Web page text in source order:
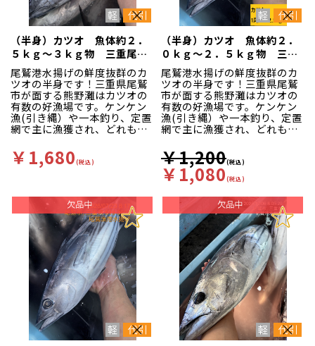
（半身）カツオ 魚体約２．
５ｋｇ～３ｋｇ物 三重尾鷲
港
尾鷲港水揚げの鮮度抜群のカ
ツオの半身です！三重県尾鷲
市が面する熊野灘はカツオの
有数の好漁場です。ケンケン
漁(引き縄）や一本釣り、定置
網で主に漁獲され、どれも漁
な状態で水揚げされます。赤
身主体の魚が多く、色味が良
￥1,680(税込)
（半身）カツオ 魚体約２．
０ｋｇ～２．５ｋｇ物 三重
尾鷲港
尾鷲港水揚げの鮮度抜群のカ
ツオの半身です！三重県尾鷲
市が面する熊野灘はカツオの
有数の好漁場です。ケンケン
漁(引き縄）や一本釣り、定置
網で主に漁獲され、どれも漁
な状態で水揚げされます。赤
身主体の魚が多く、色味が良
いのが特徴です。
￥1,200(税込)
￥1,080(税込)